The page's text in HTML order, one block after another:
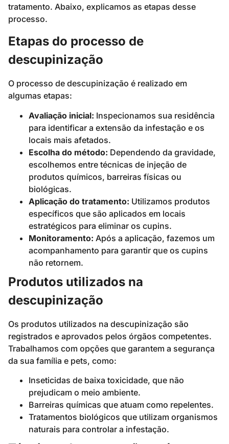
tratamento. Abaixo, explicamos as etapas desse
processo.
Etapas do processo de
descupinização
O processo de descupinização é realizado em
algumas etapas:
Avaliação inicial: Inspecionamos sua residência
para identificar a extensão da infestação e os
locais mais afetados.
Escolha do método: Dependendo da gravidade,
escolhemos entre técnicas de injeção de
produtos químicos, barreiras físicas ou
biológicas.
Aplicação do tratamento: Utilizamos produtos
específicos que são aplicados em locais
estratégicos para eliminar os cupins.
Monitoramento: Após a aplicação, fazemos um
acompanhamento para garantir que os cupins
não retornem.
Produtos utilizados na
descupinização
Os produtos utilizados na descupinização são
registrados e aprovados pelos órgãos competentes.
Trabalhamos com opções que garantem a segurança
da sua família e pets, como:
Inseticidas de baixa toxicidade, que não
prejudicam o meio ambiente.
Barreiras químicas que atuam como repelentes.
Tratamentos biológicos que utilizam organismos
naturais para controlar a infestação.